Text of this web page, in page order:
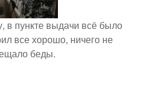
в пункте выдачи всё было
все хорошо, ничего не
беды.